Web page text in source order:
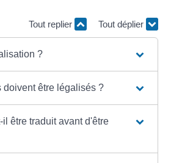
Tout replier Tout déplier
?
doivent être légalisés ?
il être traduit avant d'être